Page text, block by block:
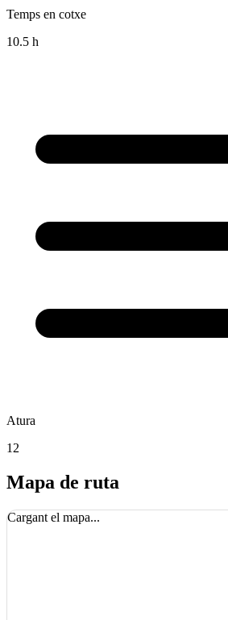
Temps en cotxe
10.5 h
Atura
12
Mapa de ruta
Cargant el mapa...